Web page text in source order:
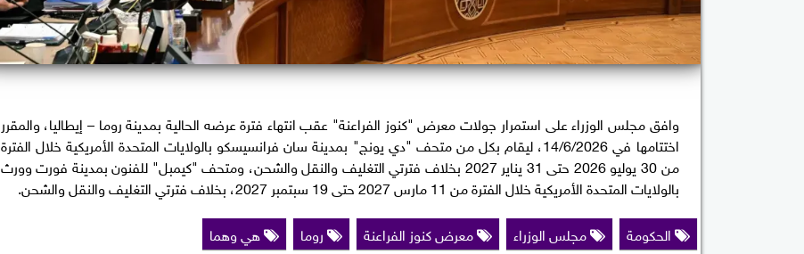
وافق مجلس الوزراء على استمرار جولات معرض "كنوز الفراعنة" عقب انتهاء فترة عرضه الحالية بمدينة روما – إيطاليا، والمقرر
اختتامها في 14/6/2026، ليقام بكل من متحف "دي يونج" بمدينة سان فرانسيسكو بالولايات المتحدة الأمريكية خلال الفترة
من 30 يوليو 2026 حتى 31 يناير 2027 بخلاف فترتي التغليف والنقل والشحن، ومتحف "كيمبل" للفنون بمدينة فورت وورث
بالولايات المتحدة الأمريكية خلال الفترة من 11 مارس 2027 حتى 19 سبتمبر 2027، بخلاف فترتي التغليف والنقل والشحن.
الحكومة
مجلس الوزراء معرض كنوز الفراعنة روما هي وهما